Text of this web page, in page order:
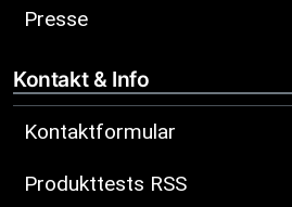
Presse
Kontakt & Info
Kontaktformular
Produkttests RSS